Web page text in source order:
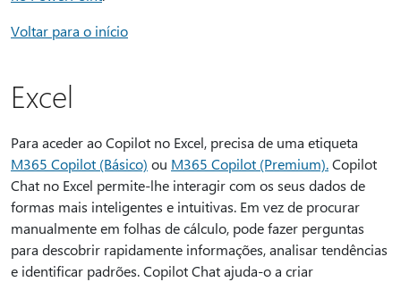
Voltar para o início
Excel
Para aceder ao Copilot no Excel, precisa de uma etiqueta
M365 Copilot (Básico) ou M365 Copilot (Premium).Copilot
Chat no Excel permite-lhe interagir com os seus dados de
formas mais inteligentes e intuitivas. Em vez de procurar
manualmente em folhas de cálculo, pode fazer perguntas
para descobrir rapidamente informações, analisar tendências
e identificar padrões. Copilot Chat ajuda-o a criar